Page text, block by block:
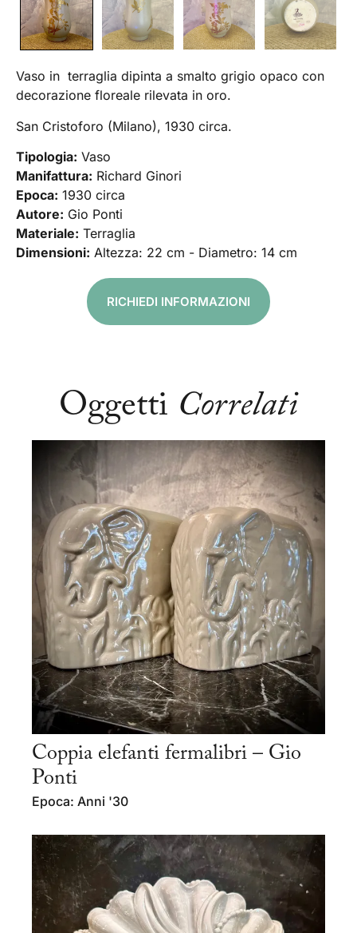
Vaso in terraglia dipinta a smalto grigio opaco con
decorazione floreale rilevata in oro.
San Cristoforo (Milano), 1930 circa.
Tipologia: Vaso
Manifattura: Richard Ginori
Epoca: 1930 circa
Autore: Gio Ponti
Materiale: Terraglia
Dimensioni: Altezza: 22 cm - Diametro: 14 cm
RICHIEDI INFORMAZIONI
Oggetti Correlati
Coppia elefanti fermalibri – Gio
Ponti
Epoca: Anni '30